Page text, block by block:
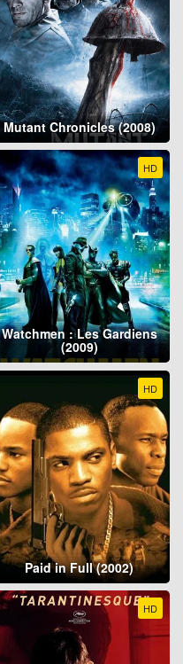
Mutant Chronicles (2008)
HD
Watchmen : Les Gardiens
(2009)
HD
Paid in Full (2002)
HD